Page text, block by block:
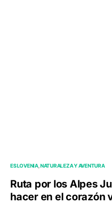
ESLOVENIA NATURALEZA Y AVENTURA
Ruta por los Alpes
hacer en el corazón